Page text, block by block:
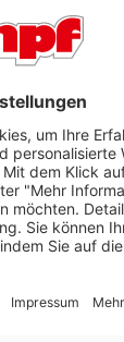
um
wird sich